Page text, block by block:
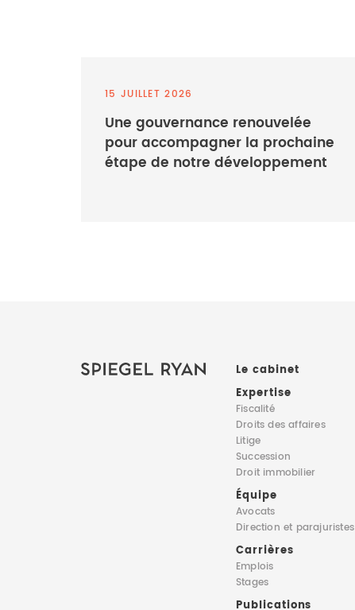
15 JUILLET 2026
Une gouvernance renouvelée
pour accompagner la prochaine
étape de notre développement
Le cabinet
Expertise
Fiscalité
Droits des affaires
Litige
Succession
Droit immobilier
Équipe
Avocats
Directionet parajuristes
Carrières
Emplois
Stages
Publications